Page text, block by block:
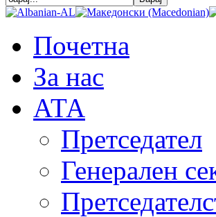
Почетна
За нас
АТА
Претседател
Генерален